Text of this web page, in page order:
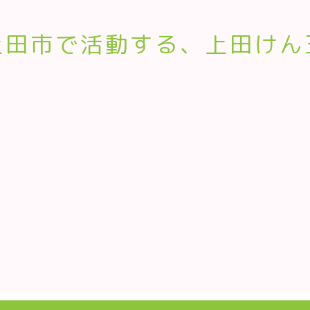
市で活動する、上田け